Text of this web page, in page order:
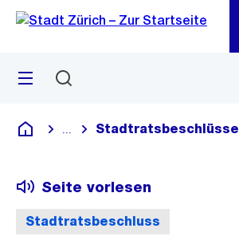
Navigation
Sprunglink
Menü
Deutsch
Blende alle Breadcrumbs ein
Stadtratsbeschlüsse
Stadtratsbeschluss
Seite vorlesen